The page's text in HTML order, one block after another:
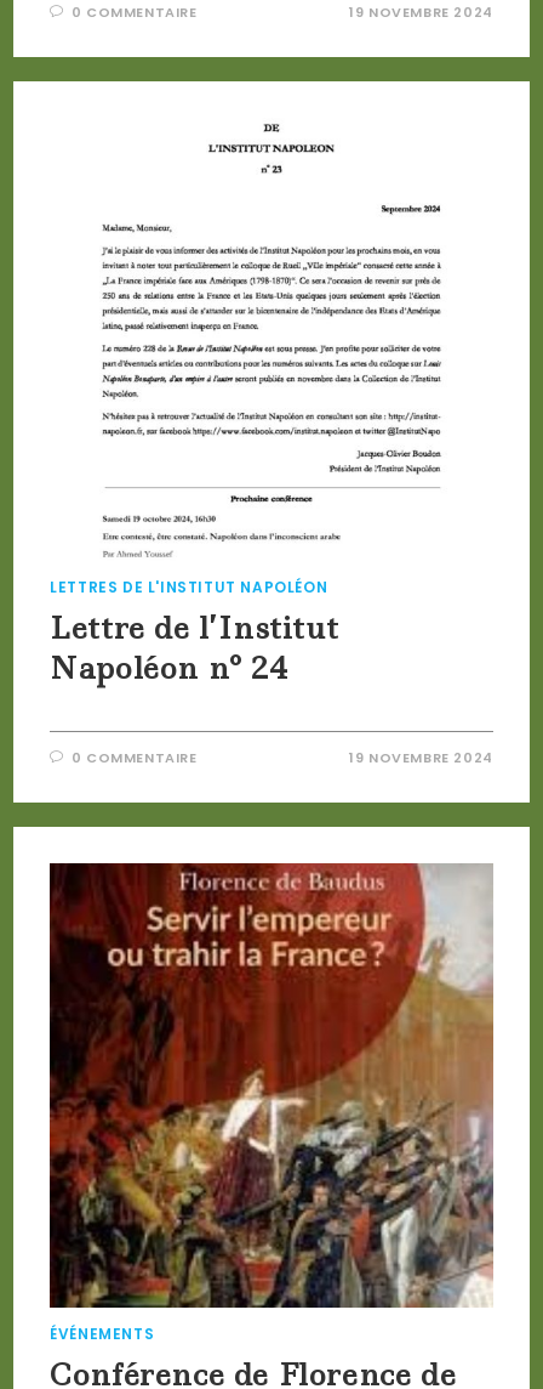
0 COMMENTAIRE 19 NOVEMBRE 2024
LETTRES DE L'INSTITUT NAPOLÉON
Lettre de l’Institut
Napoléon n° 24
0 COMMENTAIRE 19 NOVEMBRE 2024
ÉVÉNEMENTS
Conférence de Florence de